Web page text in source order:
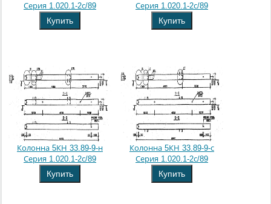
Серия 1.020.1-2с/89
Купить
Серия 1.020.1-2с/89
Купить
Колонна 5КН 33.89-9-н
Серия 1.020.1-2с/89
Купить
Колонна 5КН 33.89-9-с
Серия 1.020.1-2с/89
Купить